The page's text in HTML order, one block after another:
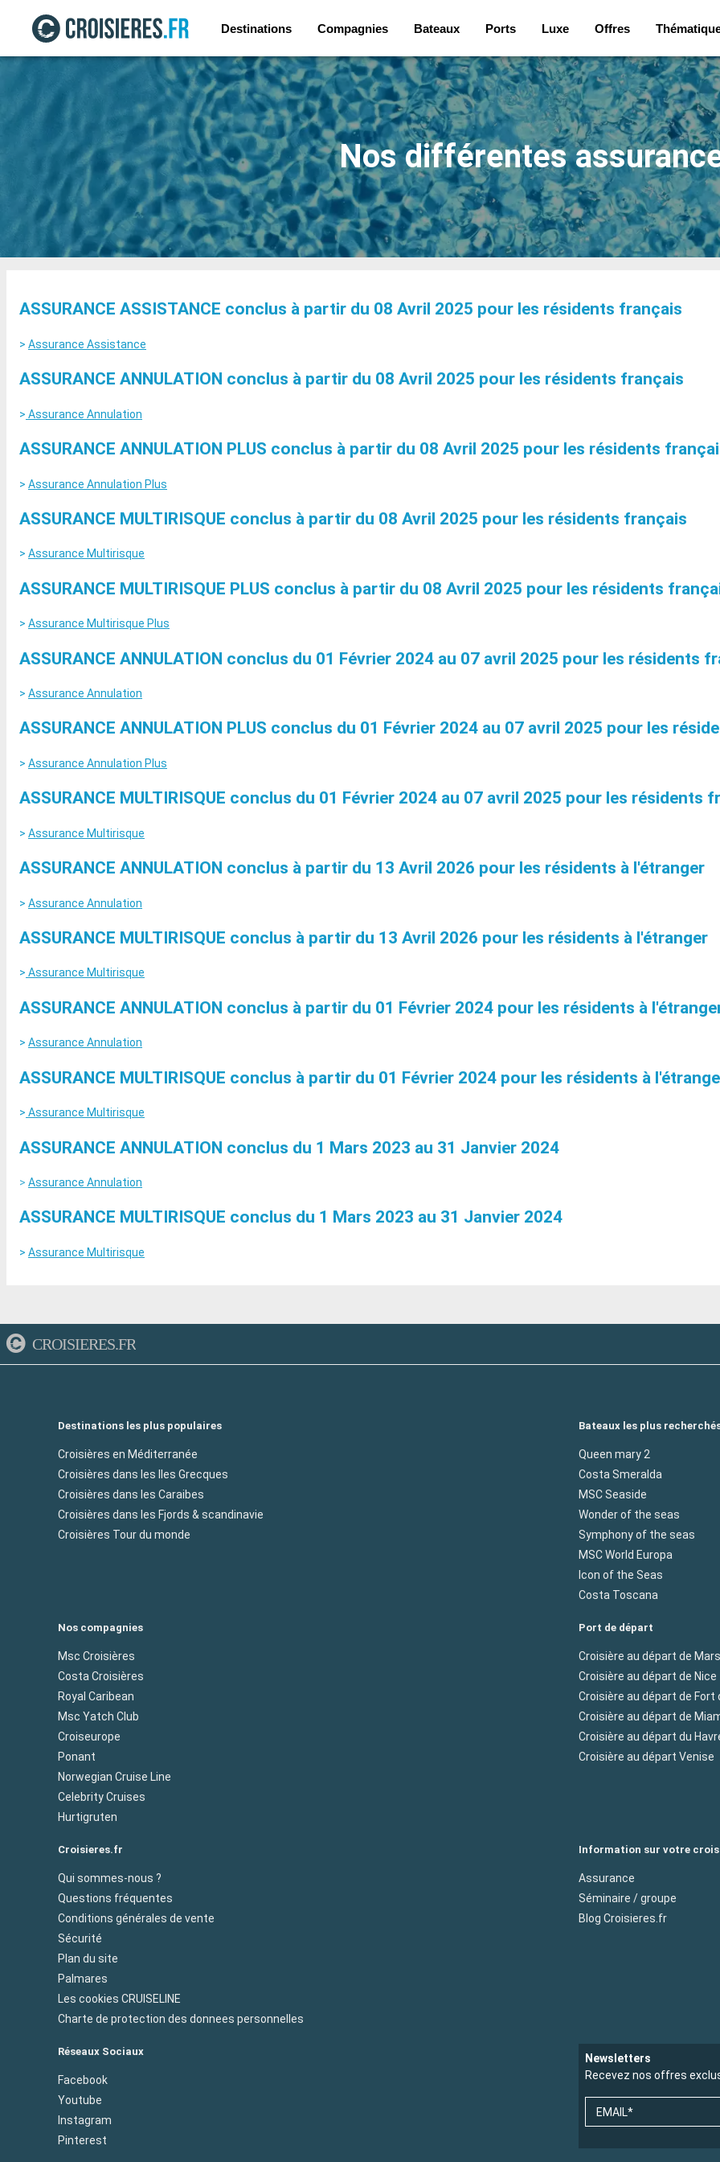
Destinations Compagnies Bateaux Ports Luxe Offres
Nos différentes
ASSURANCE ASSISTANCE conclus à partir du 08 Avril 2025 pour les résidents français
> Assurance Assistance
ASSURANCE ANNULATION conclus à partir du 08 Avril 2025 pour les résidents français
> Assurance Annulation
ASSURANCE ANNULATION PLUS conclus à partir du 08 Avril 2025 pour les résidents
> Assurance Annulation Plus
ASSURANCE MULTIRISQUE conclus à partir du 08 Avril 2025 pour les résidents français
> Assurance Multirisque
ASSURANCE MULTIRISQUE PLUS conclus à partir du 08 Avril 2025 pour les résidents
> Assurance Multirisque Plus
ASSURANCE ANNULATION conclus du 01 Février 2024 au 07 avril 2025 pour les résidents
> Assurance Annulation
ASSURANCE ANNULATION PLUS conclus du 01 Février 2024 au 07 avril 2025 pour les
> Assurance Annulation Plus
ASSURANCE MULTIRISQUE conclus du 01 Février 2024 au 07 avril 2025 pour les résidents
> Assurance Multirisque
ASSURANCE ANNULATION conclus à partir du 13 Avril 2026 pour les résidents à l'étranger
> Assurance Annulation
ASSURANCE MULTIRISQUE conclus à partir du 13 Avril 2026 pour les résidents à l'étranger
> Assurance Multirisque
ASSURANCE ANNULATION conclus à partir du 01 Février 2024 pour les résidents à
> Assurance Annulation
ASSURANCE MULTIRISQUE conclus à partir du 01 Février 2024 pour les résidents à
> Assurance Multirisque
ASSURANCE ANNULATION conclus du 1 Mars 2023 au 31 Janvier 2024
> Assurance Annulation
ASSURANCE MULTIRISQUE conclus du 1 Mars 2023 au 31 Janvier 2024
> Assurance Multirisque
CROISIERES.FR
Destinations les plus populaires
Croisières en Méditerranée
Croisières dans les Iles Grecques
Croisières dans les Caraibes
Croisières dans les Fjords & scandinavie
Croisières Tour du monde
Bateaux les plus
Queen mary 2
Costa Smeralda
MSC Seaside
Wonder of the seas
Symphony of the seas
MSC World Europa
Icon of the Seas
Costa Toscana
Nos compagnies
Msc Croisières
Costa Croisières
Royal Caribean
Msc Yatch Club
Croiseurope
Ponant
Norwegian Cruise Line
Celebrity Cruises
Hurtigruten
Port de départ
Croisière au départ de
Croisière au départ de Nice
Croisière au départ de Fort
Croisière au départ de
Croisière au départ du
Croisière au départ Venise
Croisieres.fr
Qui sommes-nous ?
Questions fréquentes
Conditions générales de vente
Sécurité
Plan du site
Palmares
Les cookies CRUISELINE
Charte de protection des donnees personnelles
Information sur votre
Assurance
Séminaire / groupe
Blog Croisieres.fr
Réseaux Sociaux
Facebook
Youtube
Instagram
Pinterest
Newsletters
Recevez nos offres
EMAIL*